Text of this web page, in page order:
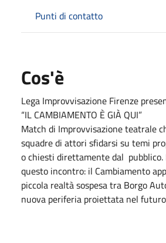
Punti di contatto
Cos'è
Lega Improvvisazione Firenze
“IL CAMBIAMENTO È GIÀ QUI”
Match di Improvvisazione teatrale
squadre di attori sfidarsi su temi
o chiesti direttamente dal pubblico.
questo incontro: il Cambiamento
piccola realtà sospesa tra Borgo
nuova periferia proiettata nel